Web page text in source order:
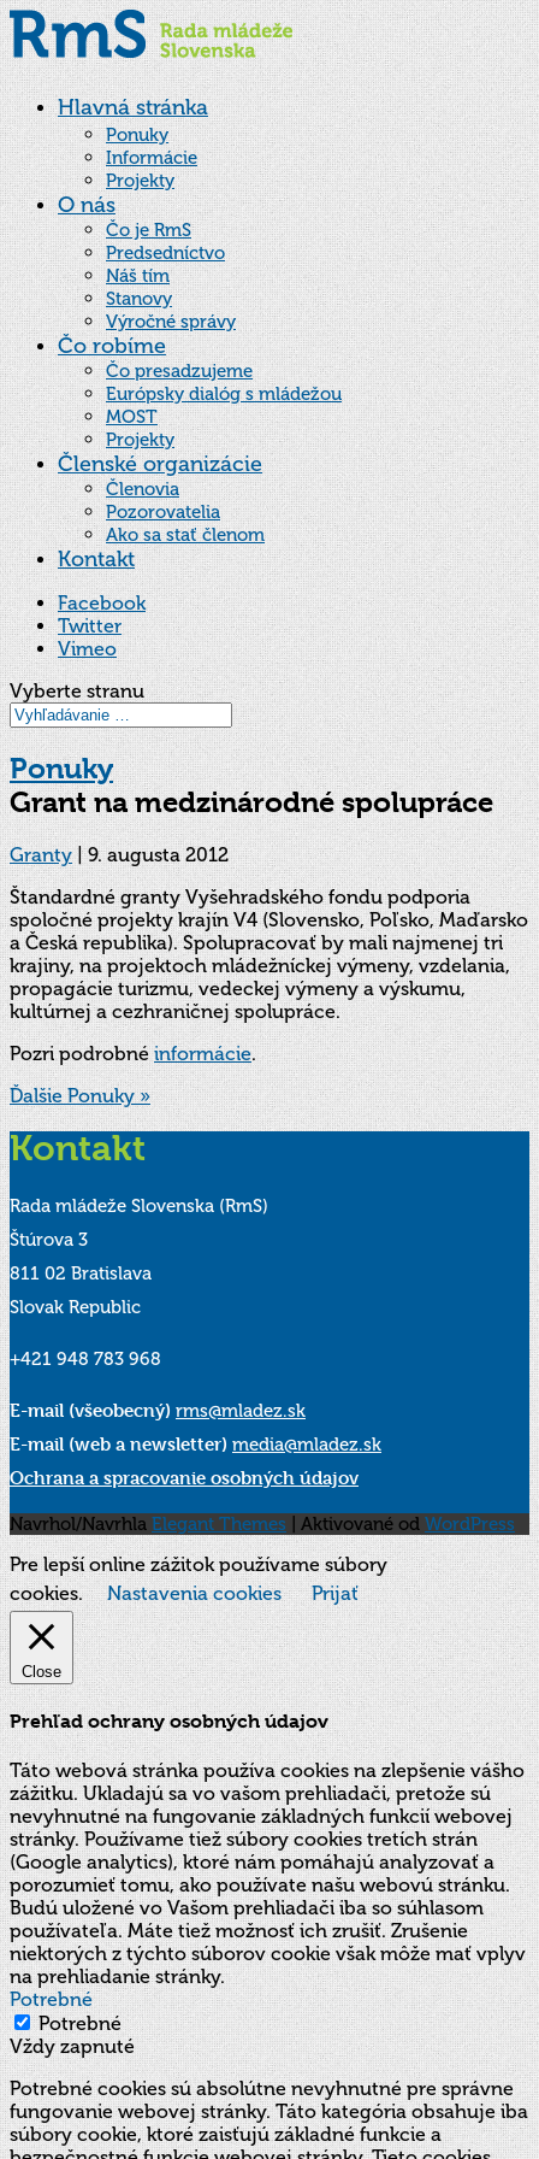
Hlavná stránka
Ponuky
Informácie
Projekty
O nás
Čo je RmS
Predsedníctvo
Náš tím
Stanovy
Výročné správy
Čo robíme
Čo presadzujeme
Európsky dialóg s mládežou
MOST
Projekty
Členské organizácie
Členovia
Pozorovatelia
Ako sa stať členom
Kontakt
Facebook
Twitter
Vimeo
Vyberte stranu
Ponuky
Grant na medzinárodné spolupráce
Granty|9. augusta 2012
Štandardné granty Vyšehradského fondu podporia
spoločné projekty krajín V4 (Slovensko, Poľsko, Maďarsko
a Česká republika). Spolupracovať by mali najmenej tri
krajiny, na projektoch mládežníckej výmeny, vzdelania,
propagácie turizmu, vedeckej výmeny a výskumu,
kultúrnej a cezhraničnej spolupráce.
Pozri podrobnéinformácie.
Ďalšie Ponuky »
Kontakt
Rada mládeže Slovenska (RmS)
Štúrova 3
811 02 Bratislava
Slovak Republic
+421 948 783 968
E-mail (všeobecný) rms@mladez.sk
E-mail (web a newsletter) media@mladez.sk
Ochrana a spracovanie osobných údajov
Navrhol/Navrhla Elegant Themes | Aktivované od WordPress
Pre lepší online zážitok používame súbory
cookies.
Nastavenia cookies Prijať
Close
Prehľad ochrany osobných údajov
Táto webová stránka používa cookies na zlepšenie vášho
zážitku. Ukladajú sa vo vašom prehliadači, pretože sú
nevyhnutné na fungovanie základných funkcií webovej
stránky. Používame tiež súbory cookies tretích strán
(Google analytics), ktoré nám pomáhajú analyzovať a
porozumieť tomu, ako používate našu webovú stránku.
Budú uložené vo Vašom prehliadači iba so súhlasom
používateľa. Máte tiež možnosť ich zrušiť. Zrušenie
niektorých z týchto súborov cookie však môže mať vplyv
na prehliadanie stránky.
Potrebné
Potrebné
Vždy zapnuté
Potrebné cookies sú absolútne nevyhnutné pre správne
fungovanie webovej stránky. Táto kategória obsahuje iba
súbory cookie, ktoré zaisťujú základné funkcie a